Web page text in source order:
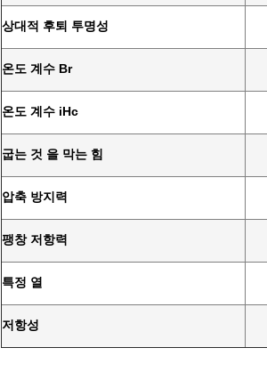
상대적 후퇴 투명성
온도 계수 Br
온도 계수 iHc
굽는 것 을 막는 힘
압축 방지력
팽창 저항력
특정 열
저항성